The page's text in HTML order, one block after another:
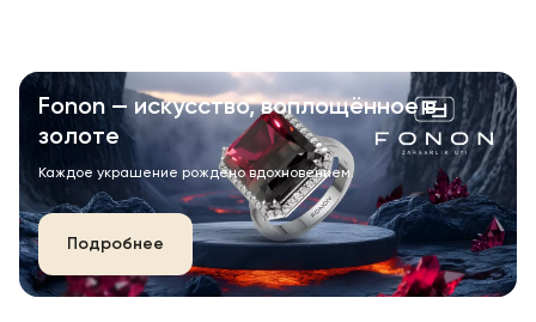
Fonon — искусство, воплощённое в
золоте
Каждое украшение рождено вдохновением.
Подробнее